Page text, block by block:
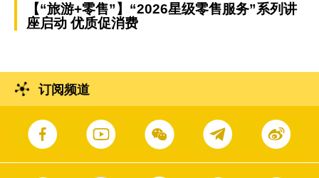
【“旅游+零售”】“2026星级零售服务”系列讲
座启动 优质促消费
订阅频道